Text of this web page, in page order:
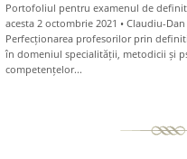
Portofoliul pentru examenul de
acesta 2 octombrie 2021 • Claudiu-
Perfecționarea profesorilor prin
în domeniul specialității, metodicii și
competențelor...